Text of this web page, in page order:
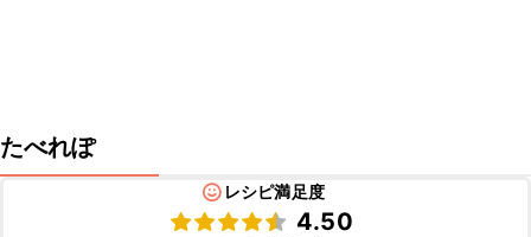
たべれぽ
レシピ満足度
4.50